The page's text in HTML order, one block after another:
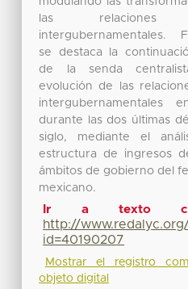
las relaciones
intergubernamentales.
se destaca la
de la senda
evolución de las
intergubernamentales
durante las dos últimas
siglo, mediante el
estructura de ingresos
ámbitos de gobierno del
mexicano.
Ir a texto
http://
id=40190207
Mostrar el registro
objeto digital